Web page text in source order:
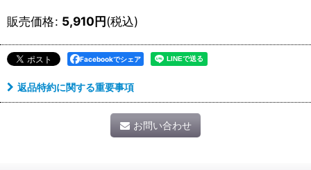
販売価格: 5,910円(税込)
Facebookでシェア
返品特約に関する重要事項
お問い合わせ